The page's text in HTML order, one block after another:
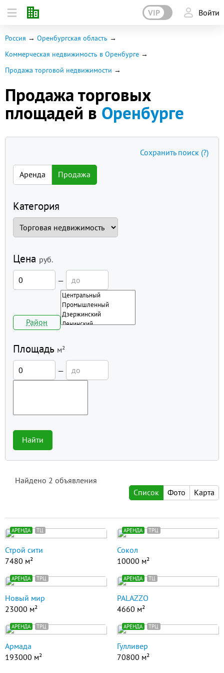
VIP Войти
Россия
Оренбургская область
Коммерческая недвижимость в Оренбурге
Продажа торговой недвижимости
Продажа торговых
площадей вОренбурге
Аренда Продажа
Категория
Цена руб.
—
Район
Площадь м²
—
Найти
Сохранить поиск (?)
Найдено 2 объявления
Список
Фото Карта
АРЕНДА ТЦ
Строй сити
7480 м²
АРЕНДА ТРЦ
Сокол
10000 м²
АРЕНДА ТРЦ
Новый мир
23000 м²
АРЕНДА ТЦ
PALAZZO
4660 м²
АРЕНДА ТРЦ
Армада
193000 м²
АРЕНДА ТРЦ
Гулливер
70800 м²